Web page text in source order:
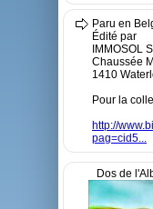
Paru en
Édité par
IMMOSOL
Chaussée
1410
Pour la
http://
pag=cid5...
Dos de